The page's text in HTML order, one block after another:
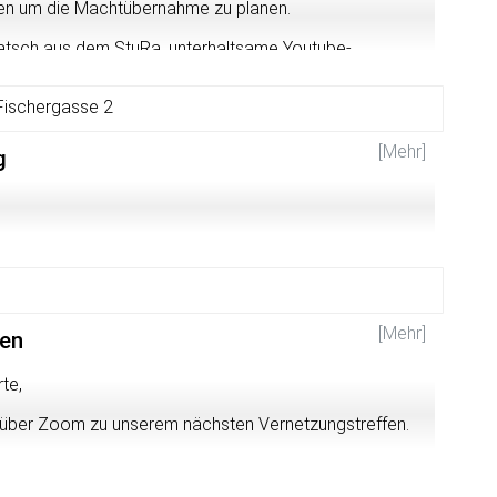
um die Machtübernahme zu planen.
aus dem StuRa, unterhaltsame Youtube-
heidelberg.de/mitmachen/anmeldung/
2
[Mehr]
[Mehr]
Zoom zu unserem nächsten Vernetzungstreffen.